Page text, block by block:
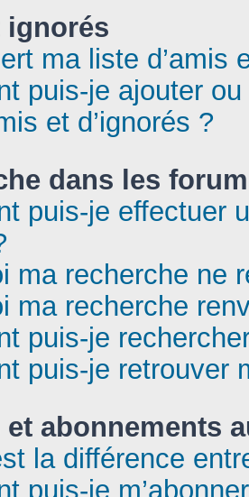
ignorés
ma liste d’amis
puis-je ajouter
et d’ignorés ?
dans les
puis-je effectuer
ma recherche ne
ma recherche
puis-je
puis-je retrouver
et abonnements
la différence
puis-je